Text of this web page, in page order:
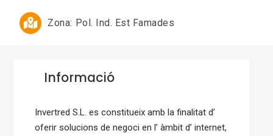
Zona: Pol. Ind. Est Famades
Informació
Invertred S.L. es constitueix amb la finalitat d’
oferir solucions de negoci en l’ àmbit d’ internet,